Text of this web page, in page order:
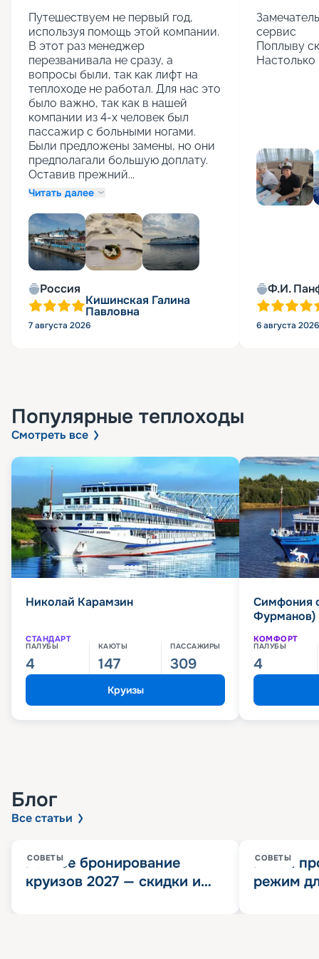
Путешествуем не первый год,
используя помощь этой компании.
В этот раз менеджер
перезванивала не сразу, а
вопросы были, так как лифт на
теплоходе не работал. Для нас это
было важно, так как в нашей
компании из 4-х человек был
пассажир с больными ногами.
Были предложены замены, но они
предполагали большую доплату.
Оставив прежний...
Читать далее
Россия
Кишинская Галина
Павловна
7 августа 2026
сервис
Поплыву
Ф.И.
6 августа 2026
Популярные теплоходы
Смотреть все
Николай Карамзин
СТАНДАРТ
ПАЛУБЫ
4
КАЮТЫ
147
ПАССАЖИРЫ
309
Круизы
Симфония
Фурманов)
КОМФОРТ
ПАЛУБЫ
4
Блог
Все статьи
СОВЕТЫ
Раннее бронирование
круизов 2027 — скидки и
СОВЕТЫ
Китай
режим